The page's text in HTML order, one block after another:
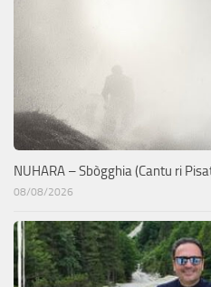
NUHARA – Sbògghia (Cantu ri
08/08/2026